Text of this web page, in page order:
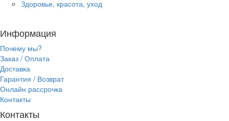
Здоровье, красота, уход
Информация
Почему мы?
Заказ / Оплата
Доставка
Гарантия / Возврат
Онлайн рассрочка
Контакты
Контакты